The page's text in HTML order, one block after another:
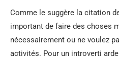
Comme le suggère la citation
important de faire des choses
nécessairement ou ne voulez
activités. Pour un introverti